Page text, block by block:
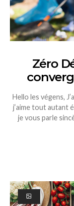
Zéro
Hello les végens,
j’aime tout autant
je vous parle